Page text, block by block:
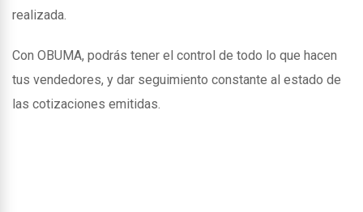
realizada.
Con OBUMA, podrás tener el control de todo lo que hacen
tus vendedores, y dar seguimiento constante al estado de
las cotizaciones emitidas.